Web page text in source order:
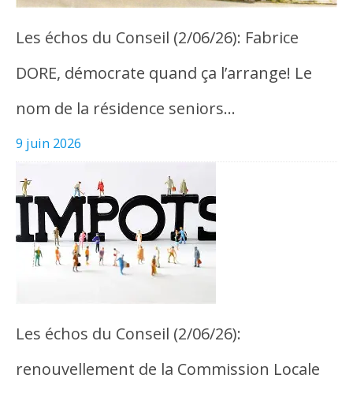
Les échos du Conseil (2/06/26): Fabrice
DORE, démocrate quand ça l’arrange! Le
nom de la résidence seniors…
9 juin 2026
Les échos du Conseil (2/06/26):
renouvellement de la Commission Locale